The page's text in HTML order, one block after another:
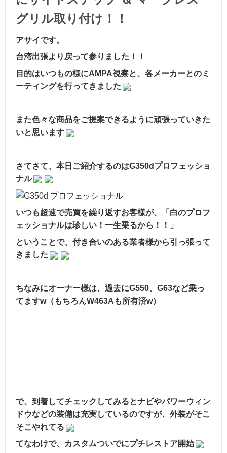
グリル取り付け！！
アサイです。
台湾出張より戻って参りました！！
目的はいつもの様にAMPA視察と、 各メーカーとのミ
ーティングを行ってきました
また色々な商品をご提案できるように頑張っていきた
いと思います
さてさて、本日ご紹介するのはG350dプロフェッショ
ナル
いつも超速で売買を繰り返すお客様が、「白のプロフ
ェッショナルは珍しい！一生乗るから！！」
ということで、付き合いのある業者様から引っ張って
きました
ちなみにオーナー様は、過去にG550、G63など乗っ
てますw（もちろんW463Aも所有済w）
で、到着してチェックしてみるとナビやパワーウィン
ドウなどの装備は充実しているのですが、外装がそこ
そこやれてる
てなわけで、カスタムついでにプチレストア開始